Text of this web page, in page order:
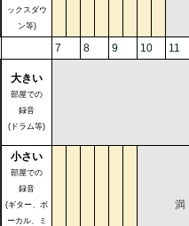
ックスダウ
ン等)
7 8 9 10 11
大きい
部屋での
録音
(ドラム等)
小さい
部屋での
録音
(ギター、ボ
ーカル、ミ
満